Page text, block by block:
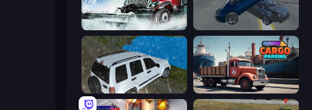
Snow Plow Truck Offroader V6
Offroad Prado Mountain Hill Climbing Cargo Truck Parking